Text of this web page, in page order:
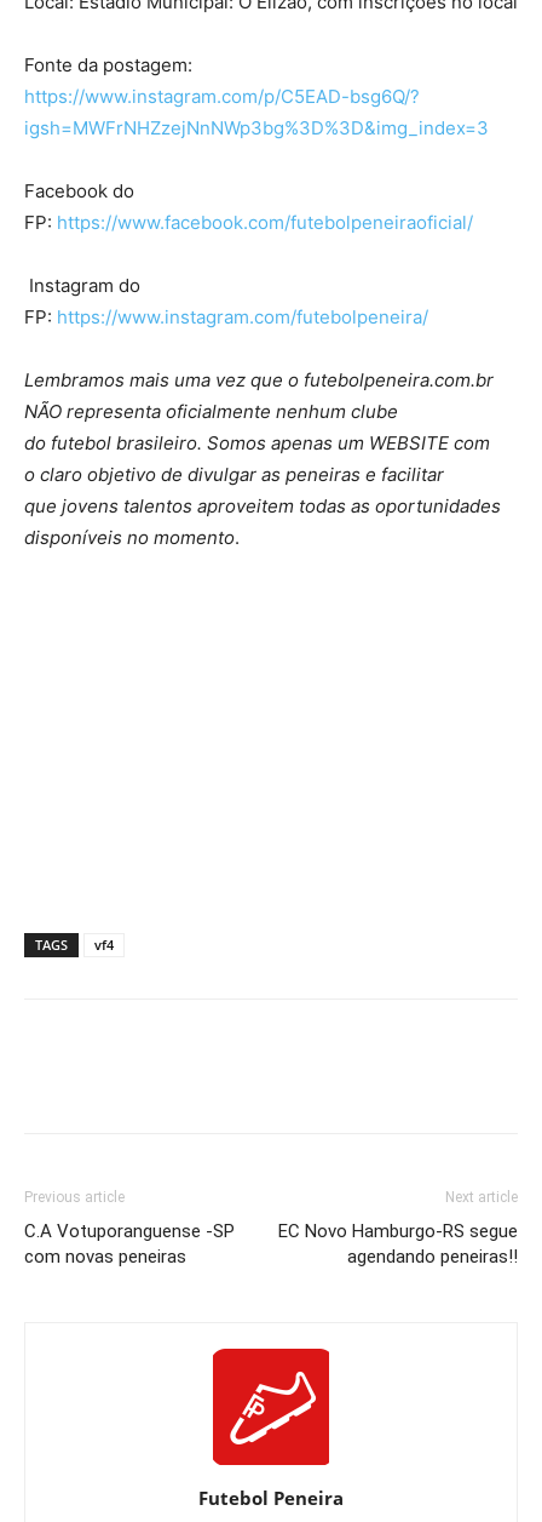
Fonte da postagem:
https://www.instagram.com/p/C5EAD-bsg6Q/?
igsh=MWFrNHZzejNnNWp3bg%3D%3D&img_index=3
Facebook do
FP: https://www.facebook.com/futebolpeneiraoficial/
Instagram do
FP: https://www.instagram.com/futebolpeneira/
Lembramos mais uma vez que o futebolpeneira.com.br
NÃO representa oficialmente nenhum clube
do futebol brasileiro. Somos apenas um WEBSITE com
o claro objetivo de divulgar as peneiras e facilitar
que jovens talentos aproveitem todas as oportunidades
disponíveis no momento.
TAGS vf4
Previous article
C.A Votuporanguense -SP
com novas peneiras
Next article
EC Novo Hamburgo-RS segue
agendando peneiras!!
Futebol Peneira